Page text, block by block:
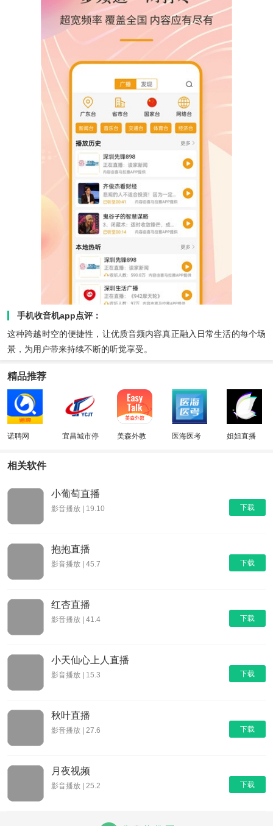
手机收音机app点评：
这种跨越时空的便捷性，让优质音频内容真正融入日常生活的每个场
景，为用户带来持续不断的听觉享受。
精品推荐
诺聘网
宜昌城市停
美森外教 医海医考 姐姐直播
相关软件
下载
小葡萄直播
影音播放 | 19.10
下载
抱抱直播
影音播放 | 45.7
下载
红杏直播
影音播放 | 41.4
下载
小天仙心上人直播
影音播放 | 15.3
下载
秋叶直播
影音播放 | 27.6
下载
月夜视频
影音播放 | 25.2